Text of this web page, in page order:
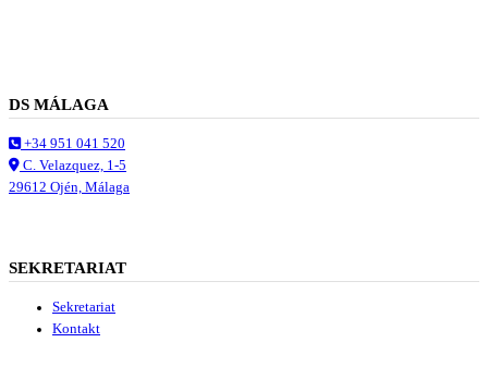
DS MÁLAGA
+34 951 041 520
C. Velazquez, 1-5
29612 Ojén, Málaga
SEKRETARIAT
Sekretariat
Kontakt